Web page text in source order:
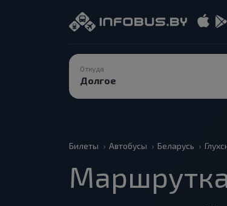
Откуда
Билеты Автобусы Беларусь
Маршрутка